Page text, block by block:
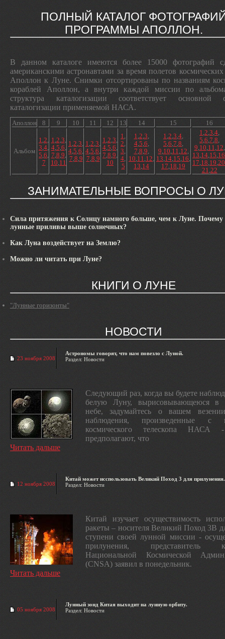
ПОЛНЫЙ КАТАЛОГ
ПРОГРАММЫ АПОЛЛОН.
В данном каталоге имеются более 15000 фотографий
американскими астронавтами за время полетов космических
Аполлон к Луне. Снимки отсортированы по названиям
кораблей Аполлон, а внутри каждой миссии по
структура каталогизации соответствует основной
каталогизации применяемой НАСА.
Аполлон 8 9 10 11 12 13 14 15 16
Альбом
1,2,
3,4,
5,6,
7
1,2,3,
4,5,6,
7,8,9,
10,11
1,2,3,
4,5,6,
7,8,9
1,2,3,
4,5,6,
7,8,9
1,2,3,
4,5,6,
7,8,9,
10
1,
2,
3,
4,
5
1,2,3,
4,5,6,
7,8,9,
10,11,12,
13,14
1,2,3,4,
5,6,7,8,
9,10,11,12,
13,14,15,16,
17,18,19
1,2,3,4,
5,6,7,8,
9,10,11,12,
13,14,15,16
17,18,19,20
21,22
ЗАНИМАТЕЛЬНЫЕ ВОПРОСЫ О
Сила притяжения к Солнцу намного больше, чем к Луне. Почему
лунные приливы выше солнечных?
Как Луна воздействует на Землю?
Можно ли читать при Луне?
КНИГИ О ЛУНЕ
"Лунные горизонты"
НОВОСТИ
23 ноября 2008
Астрономы говорят, что нам повезло с Луной.
Раздел: Новости
Следующий раз, когда вы будете
белую Луну, вырисовывающеюся в
небе, задумайтесь о вашем
наблюдения, произведенные с
космического телескопа НАСА
предполагают, что
Читать дальше
12 ноября 2008
Китай может исспользовать Великий Поход 3 для прилунения.
Раздел: Новости
Китай изучает осуществимость
ракеты – носителя Великий Поход 3B
ступени своей лунной миссии -
прилунения, представитель
Национальной Космической
(CNSA) заявил в понедельник.
Читать дальше
05 ноября 2008
Лунный зонд Китая выходит на лунную орбиту.
Раздел: Новости